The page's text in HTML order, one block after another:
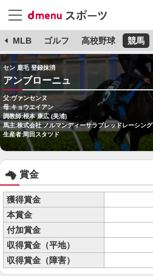
MLB ゴルフ 高校野球 競馬
セン 鹿毛 登録抹消
アンブローニュ
父:ヴァンセンヌ
母:キョウエイアン
調教師:根本 康広 (美浦)
馬主:株式会社 ノルマンディーサラブレッドレーシング
生産者:岡田スタツド
賞金
獲得賞金
本賞金
付加賞金
収得賞金（平地）
収得賞金（障害）